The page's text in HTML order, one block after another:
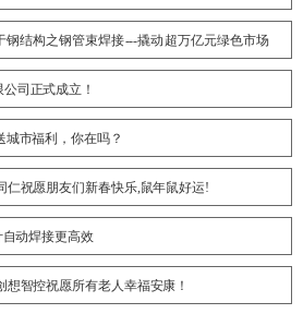
结构之钢管束焊接---撬动超万亿元绿色市场
司正式成立！
城市福利，你在吗？
祝愿朋友们新春快乐,鼠年鼠好运!
动焊接更高效
智控祝愿所有老人幸福安康！